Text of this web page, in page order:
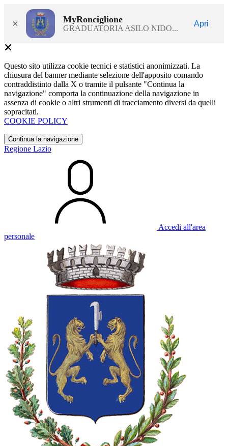
× MyRonciglione
GRADUATORIA ASILO NIDO...
Apri
Questo sito utilizza cookie tecnici e statistici anonimizzati. La
chiusura del banner mediante selezione dell'apposito comando
contraddistinto dalla X o tramite il pulsante "Continua la
navigazione" comporta la continuazione della navigazione in
assenza di cookie o altri strumenti di tracciamento diversi da quelli
sopracitati.
COOKIE POLICY
Continua la navigazione
Regione Lazio
Accedi all'area
personale